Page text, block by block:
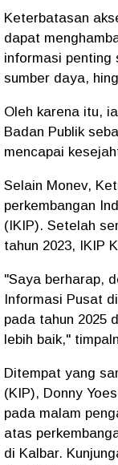
​Keterbatasan
dapat
informasi penting
sumber daya,
Oleh karena itu,
Badan Publik
mencapai
​Selain Monev,
perkembangan
(IKIP). Setelah
tahun 2023, IKIP
​"Saya berharap,
Informasi Pusat
pada tahun 2025
lebih baik,"
Ditempat yang
(KIP), Donny
pada malam
atas
di Kalbar.